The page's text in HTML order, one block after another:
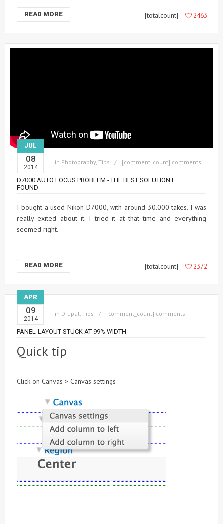
READ MORE [totalcount] 2463
JUL
08
2014
in Photography, Tips [comment_count] comments
D7000 AUTO FOCUS PROBLEM - THE BEST SOLUTION I
FOUND
I bought a used Nikon D7000, with around 30.000 takes. I was
really exited about it. I tried it at that time and everything
seemed right.
READ MORE [totalcount] 2372
APR
09
2014
in Drupal, Tips [comment_count] comments
PANEL-LAYOUT STUCK AT 99% WIDTH
Quick tip
Click on Canvas > Canvas settings